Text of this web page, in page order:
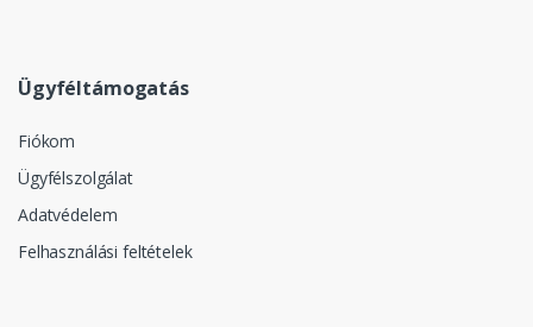
Ügyféltámogatás
Fiókom
Ügyfélszolgálat
Adatvédelem
Felhasználási feltételek